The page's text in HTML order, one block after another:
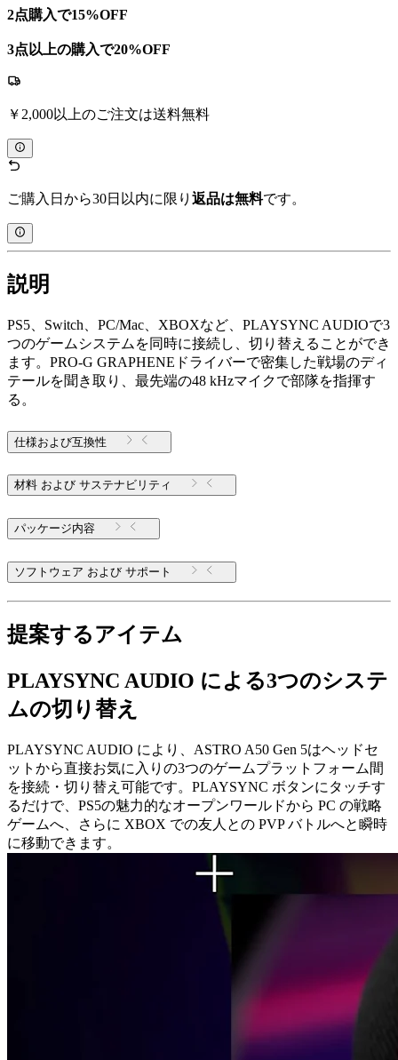
2点購入で15%OFF
3点以上の購入で20%OFF
￥2,000以上のご注文は送料無料
ご購入日から30日以内に限り 返品は無料です。
説明
PS5、Switch、PC/Mac、XBOXなど、PLAYSYNC AUDIOで3
つのゲームシステムを同時に接続し、切り替えることができ
ます。PRO-G GRAPHENEドライバーで密集した戦場のディ
テールを聞き取り、最先端の48 kHzマイクで部隊を指揮す
る。
仕様および互換性
材料 および サステナビリティ
パッケージ内容
ソフトウェア および サポート
提案するアイテム
PLAYSYNC AUDIO による3つのシステ
ムの切り替え
PLAYSYNC AUDIO により、ASTRO A50 Gen 5はヘッドセ
ットから直接お気に入りの3つのゲームプラットフォーム間
を接続・切り替え可能です。PLAYSYNC ボタンにタッチす
るだけで、PS5の魅力的なオープンワールドから PC の戦略
ゲームへ、さらに XBOX での友人との PVP バトルへと瞬時
に移動できます。